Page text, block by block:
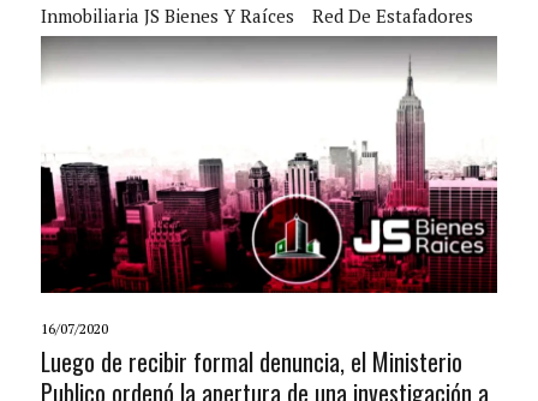
Inmobiliaria JS Bienes Y Raíces
Red De Estafadores
16/07/2020
Luego de recibir formal denuncia, el Ministerio
Publico ordenó la apertura de una investigación a